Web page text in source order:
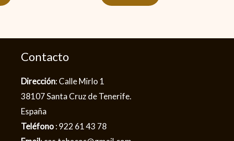
Contacto
Dirección: Calle Mirlo 1
38107 Santa Cruz de Tenerife.
España
Teléfono: 922 61 43 78